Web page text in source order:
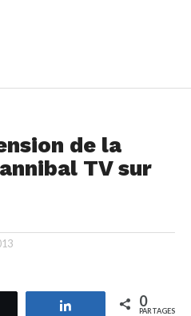
de la
TV sur
Partagez 0
PARTAGES